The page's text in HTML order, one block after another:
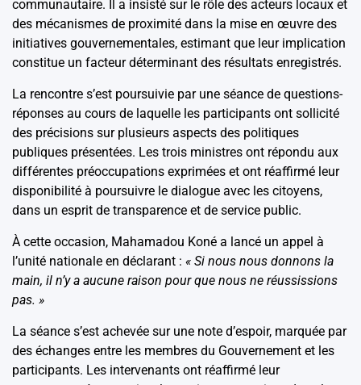
communautaire. Il a insisté sur le rôle des acteurs locaux et
des mécanismes de proximité dans la mise en œuvre des
initiatives gouvernementales, estimant que leur implication
constitue un facteur déterminant des résultats enregistrés.
La rencontre s’est poursuivie par une séance de questions-
réponses au cours de laquelle les participants ont sollicité
des précisions sur plusieurs aspects des politiques
publiques présentées. Les trois ministres ont répondu aux
différentes préoccupations exprimées et ont réaffirmé leur
disponibilité à poursuivre le dialogue avec les citoyens,
dans un esprit de transparence et de service public.
À cette occasion, Mahamadou Koné a lancé un appel à
l’unité nationale en déclarant : « Si nous nous donnons la
main, il n’y a aucune raison pour que nous ne réussissions
pas. »
La séance s’est achevée sur une note d’espoir, marquée par
des échanges entre les membres du Gouvernement et les
participants. Les intervenants ont réaffirmé leur